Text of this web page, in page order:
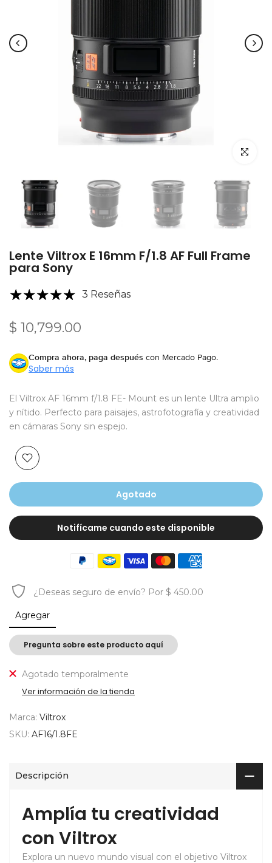
Click
Lente Viltrox E 16mm F/1.8 AF Full Frame
para Sony
3 Reseñas
$ 10,799.00
Compra ahora, paga después con Mercado Pago.
Saber más
El Viltrox AF 16mm f/1.8 FE- Mount es un lente Ultra amplio
y nítido. Perfecto para paisajes, astrofotografía y creatividad
en cámaras Sony sin espejo.
Agotado
Notifícame cuando este disponible
¿Deseas seguro de envío? Por $ 450.00
Agregar
Pregunta sobre este producto aquí
Agotado temporalmente
Ver información de la tienda
Marca: Viltrox
SKU: AF16/1.8FE
Descripción
Amplía tu creatividad
con Viltrox
Explora un nuevo mundo visual con el objetivo Viltrox